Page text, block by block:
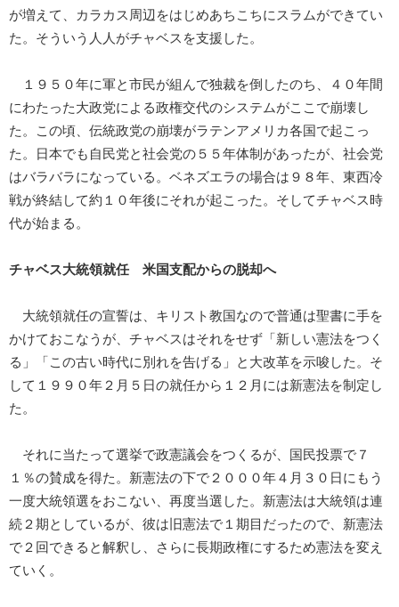
が増えて、カラカス周辺をはじめあちこちにスラムができてい
た。そういう人人がチャベスを支援した。
１９５０年に軍と市民が組んで独裁を倒したのち、４０年間
にわたった大政党による政権交代のシステムがここで崩壊し
た。この頃、伝統政党の崩壊がラテンアメリカ各国で起こっ
た。日本でも自民党と社会党の５５年体制があったが、社会党
はバラバラになっている。ベネズエラの場合は９８年、東西冷
戦が終結して約１０年後にそれが起こった。そしてチャベス時
代が始まる。
チャベス大統領就任 米国支配からの脱却へ
大統領就任の宣誓は、キリスト教国なので普通は聖書に手を
かけておこなうが、チャベスはそれをせず「新しい憲法をつく
る」「この古い時代に別れを告げる」と大改革を示唆した。そ
して１９９０年２月５日の就任から１２月には新憲法を制定し
た。
それに当たって選挙で政憲議会をつくるが、国民投票で７
１％の賛成を得た。新憲法の下で２０００年４月３０日にもう
一度大統領選をおこない、再度当選した。新憲法は大統領は連
続２期としているが、彼は旧憲法で１期目だったので、新憲法
で２回できると解釈し、さらに長期政権にするため憲法を変え
ていく。